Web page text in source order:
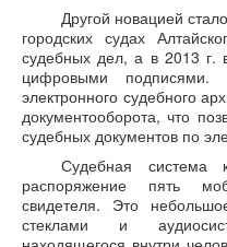
Другой новацией
городских судах
судебных дел, а в 2013 г.
цифровыми подписями.
электронного судебного
документооборота, что
судебных документов по
Судебная система
распоряжение пять
свидетеля. Это
стеклами и